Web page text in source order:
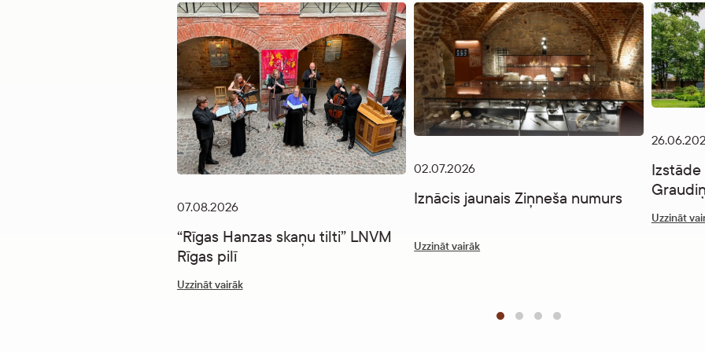
07.08.2026
“Rīgas Hanzas skaņu tilti” LNVM
Rīgas pilī
Uzzināt vairāk
02.07.2026
Iznācis jaunais Ziņneša numurs
Uzzināt vairāk
Izstāde
Uzzināt